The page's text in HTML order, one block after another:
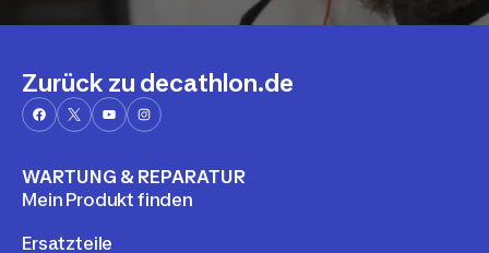
Zurück zu decathlon.de
WARTUNG & REPARATUR
Mein Produkt finden
Ersatzteile